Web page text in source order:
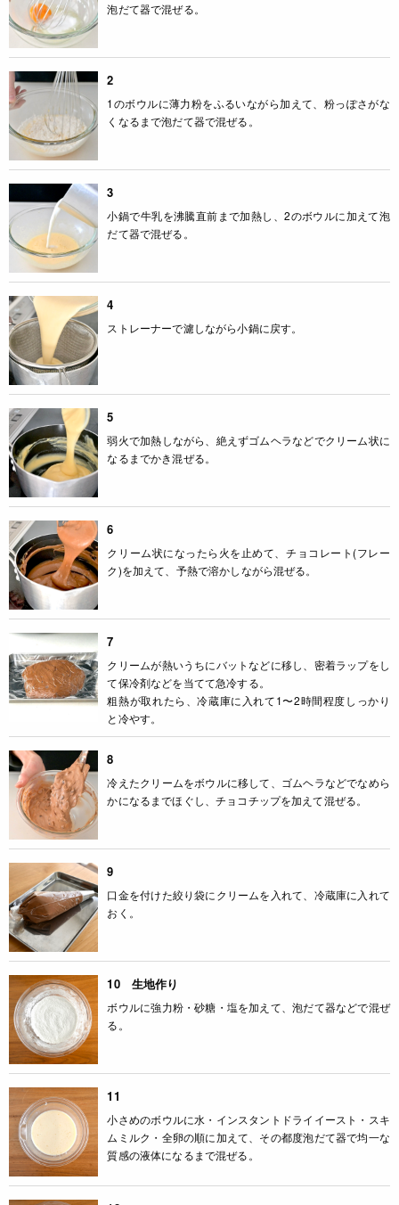
泡だて器で混ぜる。
2
1のボウルに薄力粉をふるいながら加えて、粉っぽさがな
くなるまで泡だて器で混ぜる。
3
小鍋で牛乳を沸騰直前まで加熱し、2のボウルに加えて泡
だて器で混ぜる。
4
ストレーナーで濾しながら小鍋に戻す。
5
弱火で加熱しながら、絶えずゴムヘラなどでクリーム状に
なるまでかき混ぜる。
6
クリーム状になったら火を止めて、チョコレート(フレー
ク)を加えて、予熱で溶かしながら混ぜる。
7
クリームが熱いうちにバットなどに移し、密着ラップをし
て保冷剤などを当てて急冷する。
粗熱が取れたら、冷蔵庫に入れて1〜2時間程度しっかり
と冷やす。
8
冷えたクリームをボウルに移して、ゴムヘラなどでなめら
かになるまでほぐし、チョコチップを加えて混ぜる。
9
口金を付けた絞り袋にクリームを入れて、冷蔵庫に入れて
おく。
10 生地作り
ボウルに強力粉・砂糖・塩を加えて、泡だて器などで混ぜ
る。
11
小さめのボウルに水・インスタントドライイースト・スキ
ムミルク・全卵の順に加えて、その都度泡だて器で均一な
質感の液体になるまで混ぜる。